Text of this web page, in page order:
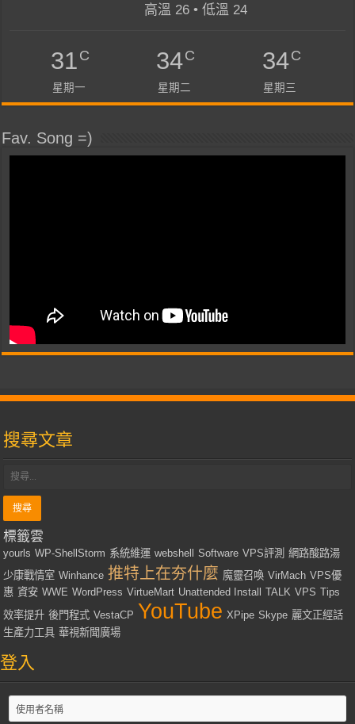
高溫 26 • 低溫 24
31C
星期一
34C
星期二
34C
星期三
Fav. Song =)
搜尋文章
標籤雲
yourls WP-ShellStorm 系統維運 webshell Software VPS評測 網路酸路湯
少康戰情室 Winhance 推特上在夯什麼 魔靈召喚 VirMach VPS優
惠 資安 WWE WordPress VirtueMart Unattended Install TALK VPS Tips
效率提升 後門程式 VestaCP YouTube XPipe Skype 麗文正經話
生產力工具 華視新聞廣場
登入